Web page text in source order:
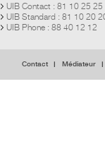
UIB Contact : 81 10 25 25
UIB Standard : 81 10 20
UIB Phone : 88 40 12 12
Contact Médiateur